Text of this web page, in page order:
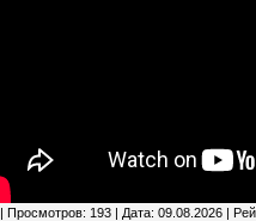
| Просмотров: 193 | Дата: 09.08.2026 |